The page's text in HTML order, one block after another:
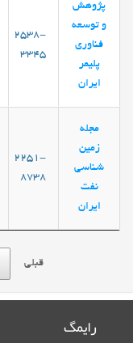
پژوهش
و توسعه
فناوری
پلیمر
ایران
2538-
3345
مجله
زمین
شناسی
نفت
ایران
2251-
8738
قبلی
رایمگ